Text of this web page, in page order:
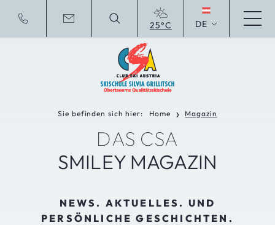
25°C DE
To english website
Sie befinden sich hier: Home ❯ Magazin
DAS CSA
SMILEY MAGAZIN
NEWS. AKTUELLES. UND
PERSÖNLICHE GESCHICHTEN.